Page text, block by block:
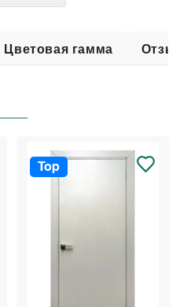
Цветовая гамма
Top